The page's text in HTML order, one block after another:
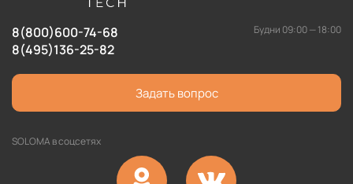
8(800)600-74-68
8(495)136-25-82
Будни 09:00 — 18:00
Задать вопрос
SOLOMA в соцсетях